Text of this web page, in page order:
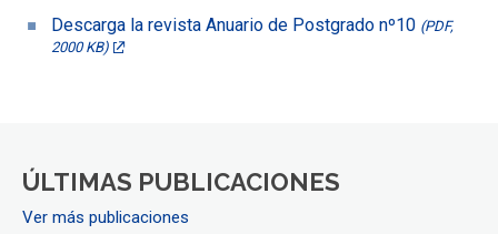
Descarga la revista Anuario de Postgrado nº10 (PDF,
2000 KB)
ÚLTIMAS PUBLICACIONES
Ver más publicaciones